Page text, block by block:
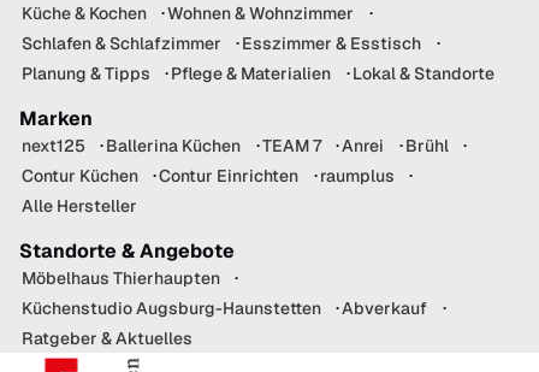
Küche & Kochen
Wohnen & Wohnzimmer
Schlafen & Schlafzimmer
Esszimmer & Esstisch
Planung & Tipps
Pflege & Materialien Lokal & Standorte
Marken
next125 Ballerina Küchen TEAM 7 Anrei
Brühl
Contur Küchen
Contur Einrichten
raumplus
Alle Hersteller
Standorte & Angebote
Möbelhaus Thierhaupten
Küchenstudio Augsburg-Haunstetten
Abverkauf
Ratgeber & Aktuelles